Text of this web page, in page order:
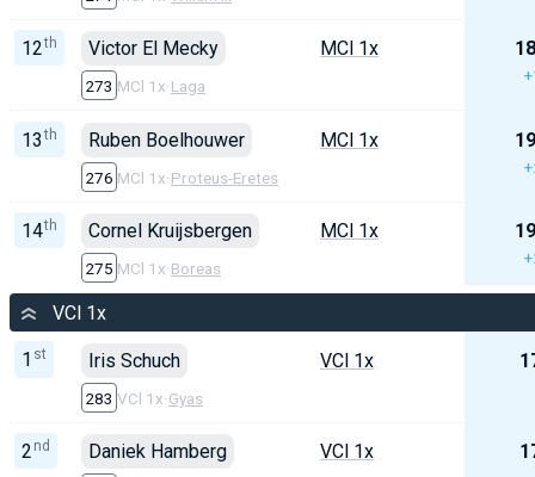
12th Victor El Mecky
273 MCl 1x·Laga
MCl 1x
13 th Ruben Boelhouwer
276 MCl 1x·Proteus-Eretes
MCl 1x
14th Cornel Kruijsbergen
275 MCl 1x·Boreas
MCl 1x
VCl 1x
1 st Iris Schuch
283 VCl 1x·Gyas
VCl 1x
2 nd Daniek Hamberg VCl 1x